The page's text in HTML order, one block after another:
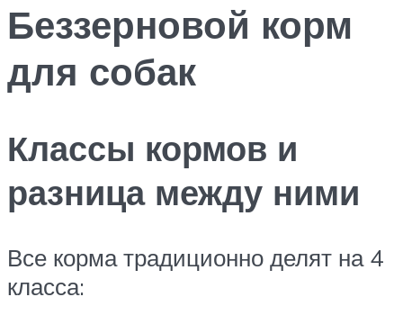
Беззерновой корм
для собак
Классы кормов и
разница между ними
Все корма традиционно делят на 4
класса: